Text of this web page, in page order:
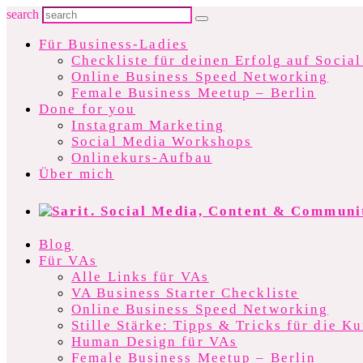
search
Für Business-Ladies
Checkliste für deinen Erfolg auf
Online Business Speed Networking
Female Business Meetup – Berlin
Done for you
Instagram Marketing
Social Media Workshops
Onlinekurs-Aufbau
Über mich
Blog
Für VAs
Alle Links für VAs
VA Business Starter Checkliste
Online Business Speed Networking
Stille Stärke: Tipps & Tricks für die
Human Design für VAs
Female Business Meetup – Berlin